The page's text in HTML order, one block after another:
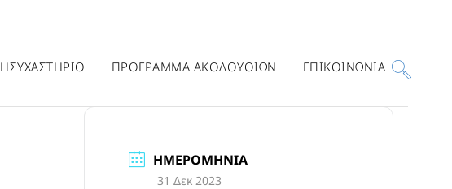
ΗΣΥΧΑΣΤΗΡΙΟ ΠΡΟΓΡΑΜΜΑ ΑΚΟΛΟΥΘΙΩΝ ΕΠΙΚΟΙΝΩΝΙΑ
ΗΜΕΡΟΜΗΝΊΑ
31 Δεκ 2023